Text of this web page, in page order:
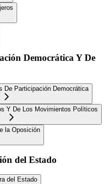
Democrática Y De
De Participación Democrática
Y De Los Movimientos Políticos
la Oposición
del Estado
del Estado